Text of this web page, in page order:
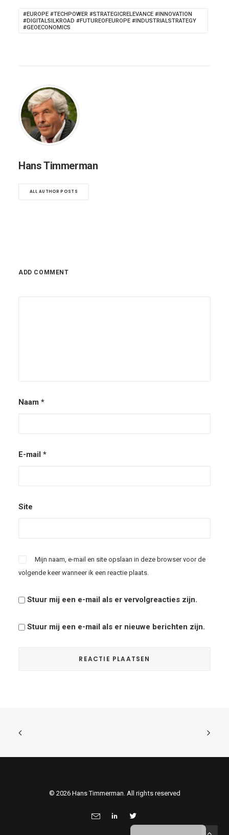
#EUROPE #TECHPOWER #STRATEGICRELEVANCE #INNOVATION
#DIGITALSILKROAD #FUTUREOFEUROPE #INDUSTRIALSTRATEGY
#GEOECONOMICS
Hans Timmerman
ALL AUTHOR POSTS
ADD COMMENT
Naam *
E-mail *
Site
Mijn naam, e-mail en site opslaan in deze browser voor de
volgende keer wanneer ik een reactie plaats.
Stuur mij een e-mail als er vervolgreacties zijn.
Stuur mij een e-mail als er nieuwe berichten zijn.
© 2026 Hans Timmerman. All rights reserved